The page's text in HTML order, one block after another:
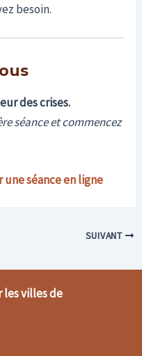
besoin.
des crises.
séance et commencez
une séance en ligne
SUIVANT
les villes de